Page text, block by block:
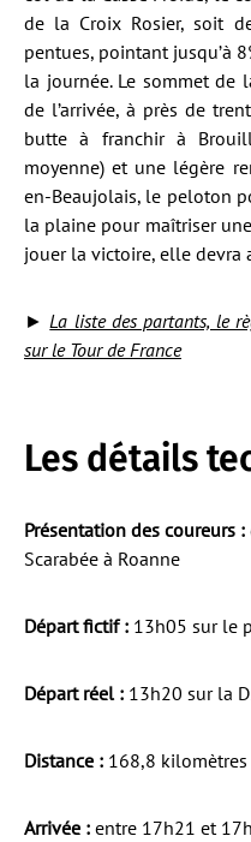
de la Croix Rosier, soit
pentues, pointant jusqu’à
la journée. Le sommet de
de l’arrivée, à près de
butte à franchir à
moyenne) et une légère
en-Beaujolais, le peloton
la plaine pour maîtriser
jouer la victoire, elle devra
►La liste des partants, le
sur le Tour de France
Les détails
Présentation des coureurs :
Scarabée à Roanne
Départ fictif : 13h05 sur le
Départ réel : 13h20 sur la
Distance : 168,8 kilomètres
Arrivée : entre 17h21 et